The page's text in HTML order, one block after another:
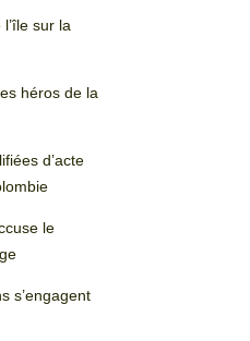
sur la
héros de la
d’acte
le
s’engagent